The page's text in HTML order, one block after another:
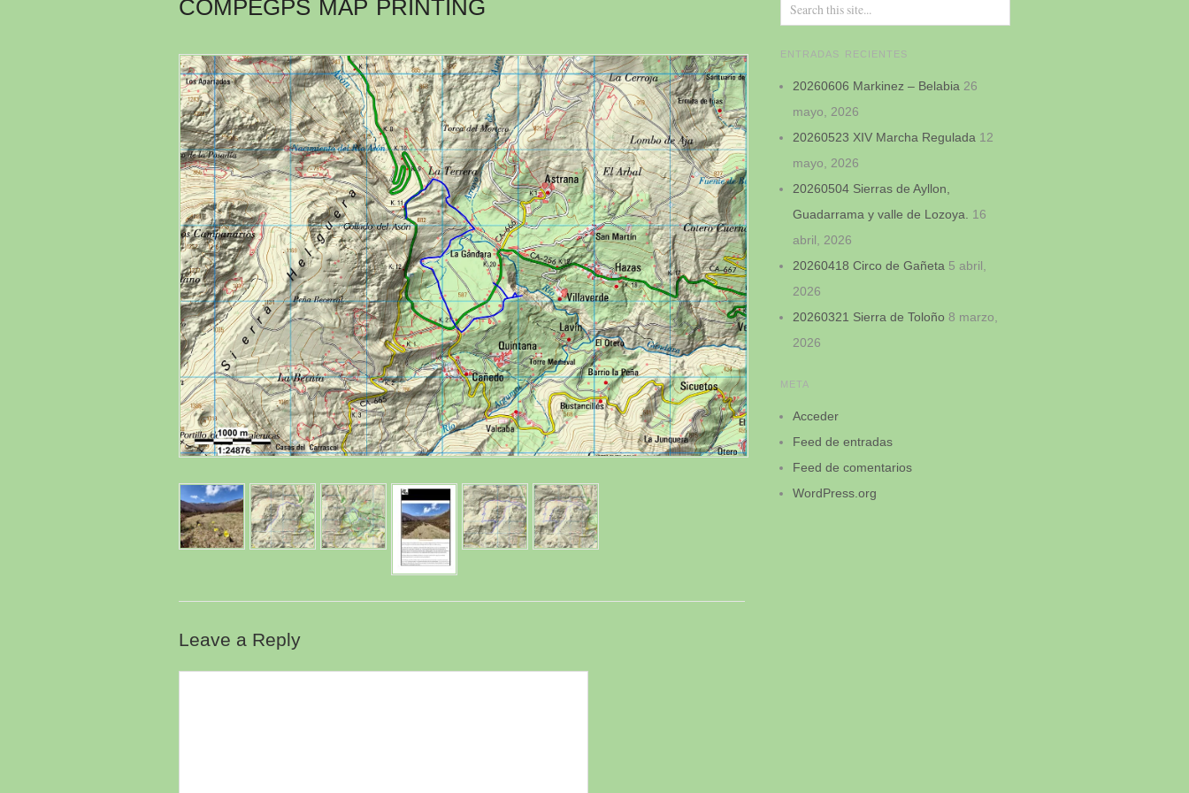
COMPEGPS MAP PRINTING
Leave a Reply
ENTRADAS RECIENTES
20260606 Markinez – Belabia 26
mayo, 2026
20260523 XIV Marcha Regulada 12
mayo, 2026
20260504 Sierras de Ayllon,
Guadarrama y valle de Lozoya.
16
abril, 2026
20260418 Circo de Gañeta 5 abril,
2026
20260321 Sierra de Toloño 8 marzo,
2026
META
Acceder
Feed de entradas
Feed de comentarios
WordPress.org